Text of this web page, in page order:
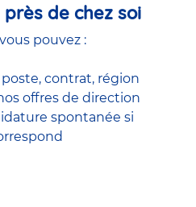
de chez soi
pouvez :
contrat, région
offres de direction
spontanée si